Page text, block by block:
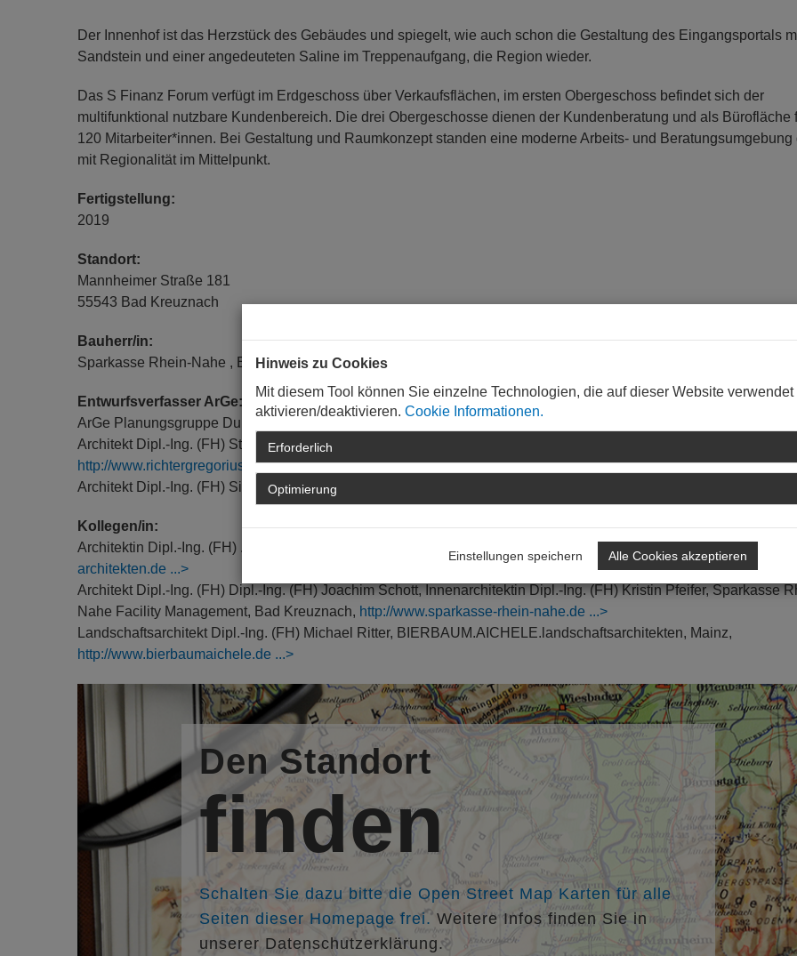
Der Innenhof ist das Herzstück des Gebäudes und spiegelt, wie auch schon die Gestaltung des Eingangsportals
Sandstein und einer angedeuteten Saline im Treppenaufgang, die Region wieder.
Das S Finanz Forum verfügt im Erdgeschoss über Verkaufsflächen, im ersten Obergeschoss befindet sich der
multifunktional nutzbare Kundenbereich. Die drei Obergeschosse dienen der Kundenberatung und als Bürofläche
120 Mitarbeiter*innen. Bei Gestaltung und Raumkonzept standen eine moderne Arbeits- und Beratungsumgebung
mit Regionalität im Mittelpunkt.
Fertigstellung:
2019
Standort:
Mannheimer Straße 181
55543 Bad Kreuznach
Bauherr/in:
Sparkasse Rhein-Nahe , Bad Kreuznach,http://www.sk-rhein-nahe.de
Entwurfsverfasser ArGe:
ArGe Planungsgruppe Dumler GmbH & RICHTER | GREGORIUS GmbH
Architekt Dipl.-Ing. (FH) Stefan Richter Guido Gregorius , Planungsbüro RICHTER | GREGORIUS GmbH,
http://www.richtergregorius.de
Architekt Dipl.-Ing. (FH) Siegfried Dumler, Planungsgruppe Dumler GmbH, Mainz,
Kollegen/in:
Architektin Dipl.-Ing. (FH) . ., Schwarz Planungsgesellschaft mbH & Co. KG, Stuttgart, http://www.schwarz-
architekten.de
Architekt Dipl.-Ing. (FH) Dipl.-Ing. (FH) Joachim Schott, Innenarchitektin Dipl.-Ing. (FH) Kristin Pfeifer, Sparkasse
Nahe Facility Management, Bad Kreuznach, http://www.sparkasse-rhein-nahe.de
Landschaftsarchitekt Dipl.-Ing. (FH) Michael Ritter, BIERBAUM.AICHELE.landschaftsarchitekten, Mainz,
http://www.bierbaumaichele.de
Den Standort
finden
Schalten Sie dazu bitte die Open Street Map Karten für alle
Seiten dieser Homepage frei.Weitere Infos finden Sie in
unserer Datenschutzerklärung.
Hinweis zu Cookies
Mit diesem Tool können Sie einzelne Technologien, die auf dieser Website verwendet
aktivieren/deaktivieren. Cookie Informationen.
Erforderlich
Optimierung
Einstellungen speichern Alle Cookies akzeptieren